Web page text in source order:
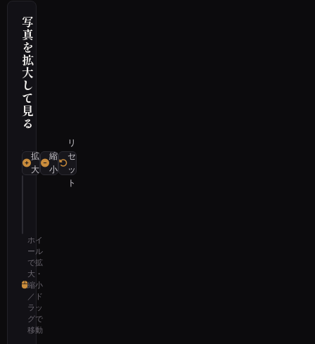
写
真
を
拡
大
し
て
見
る
拡
大
縮
小
リ
セ
ッ
ト
ホイ
ール
で拡
大・
縮小
／ド
ラッ
グで
移動